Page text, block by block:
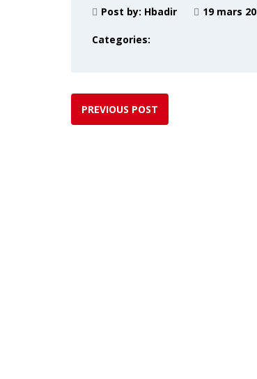
Post by: Hbadir 19 mars
Categories:
PREVIOUS POST